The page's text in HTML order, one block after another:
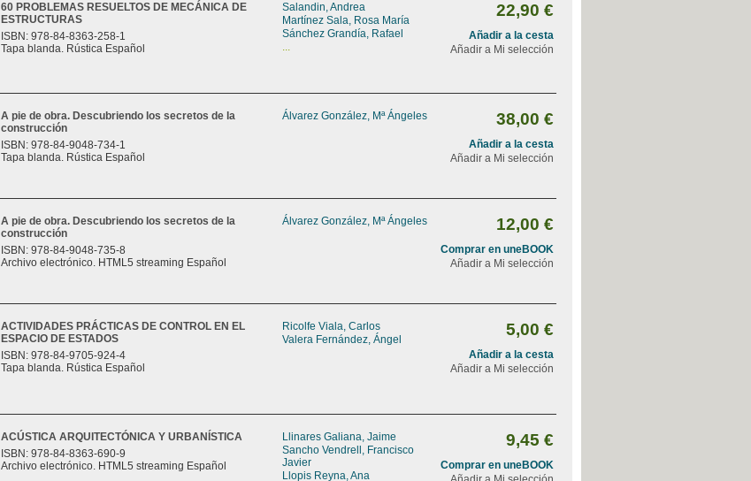
60 PROBLEMAS RESUELTOS DE MECÁNICA DE
ESTRUCTURAS
ISBN: 978-84-8363-258-1
Tapa blanda. Rústica Español
Salandin, Andrea
Martínez Sala, Rosa María
Sánchez Grandía, Rafael
...
22,90 €
Añadir a la cesta
Añadir a Mi selección
A pie de obra. Descubriendo los secretos de la
construcción
ISBN: 978-84-9048-734-1
Tapa blanda. Rústica Español
Álvarez González, Mª Ángeles 38,00 €
Añadir a la cesta
Añadir a Mi selección
A pie de obra. Descubriendo los secretos de la
construcción
ISBN: 978-84-9048-735-8
Archivo electrónico. HTML5 streaming Español
Álvarez González, Mª Ángeles 12,00 €
Comprar en uneBOOK
Añadir a Mi selección
ACTIVIDADES PRÁCTICAS DE CONTROL EN EL
ESPACIO DE ESTADOS
ISBN: 978-84-9705-924-4
Tapa blanda. Rústica Español
Ricolfe Viala, Carlos
Valera Fernández, Ángel
5,00 €
Añadir a la cesta
Añadir a Mi selección
ACÚSTICA ARQUITECTÓNICA Y URBANÍSTICA
ISBN: 978-84-8363-690-9
Archivo electrónico. HTML5 streaming Español
Llinares Galiana, Jaime
Sancho Vendrell, Francisco
Javier
Llopis Reyna, Ana
9,45 €
Comprar en uneBOOK